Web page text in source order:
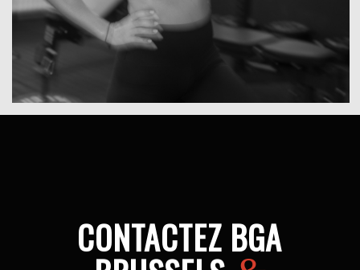
CONTACTEZ BGA